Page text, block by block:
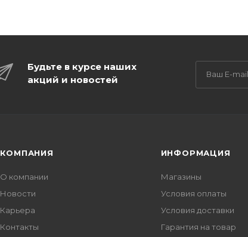
Будьте в курсе наших
акций и новостей
КОМПАНИЯ
О компании
Новости
Карьера
Контакты
ИНФОРМАЦИЯ
Магазины
Условия оплаты
Условия доставки
Гарантия на товар